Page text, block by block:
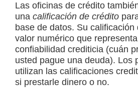
Las oficinas de crédito
una calificación de crédito
base de datos. Su calificación
valor numérico que
confiabilidad crediticia (cuán
usted pague una deuda). Los
utilizan las calificaciones
si prestarle dinero o no.